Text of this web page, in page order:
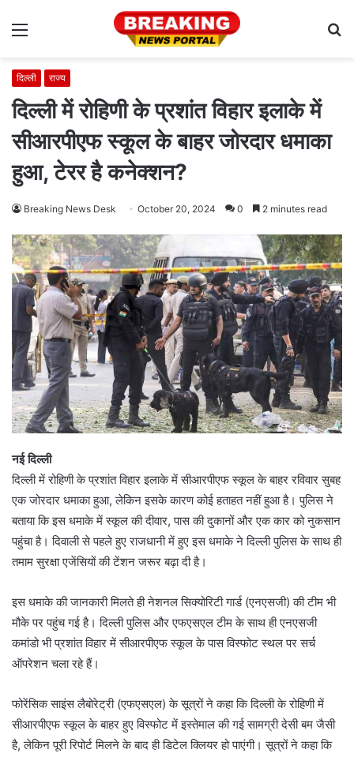
Menu
दिल्ली राज्य
दिल्ली में रोहिणी के प्रशांत विहार इलाके में
सीआरपीएफ स्कूल के बाहर जोरदार धमाका
हुआ, टेरर है कनेक्शन?
Breaking News Desk October 20, 2024 0 2 minutes read
नई दिल्ली
दिल्ली में रोहिणी के प्रशांत विहार इलाके में सीआरपीएफ स्कूल के बाहर रविवार सुबह
एक जोरदार धमाका हुआ, लेकिन इसके कारण कोई हताहत नहीं हुआ है। पुलिस ने
बताया कि इस धमाके में स्कूल की दीवार, पास की दुकानों और एक कार को नुकसान
पहुंचा है। दिवाली से पहले हुए राजधानी में हुए इस धमाके ने दिल्ली पुलिस के साथ ही
तमाम सुरक्षा एजेंसियों की टेंशन जरूर बढ़ा दी है।
इस धमाके की जानकारी मिलते ही नेशनल सिक्योरिटी गार्ड (एनएसजी) की टीम भी
मौके पर पहुंच गई है। दिल्ली पुलिस और एफएसएल टीम के साथ ही एनएसजी
कमांडो भी प्रशांत विहार में सीआरपीएफ स्कूल के पास विस्फोट स्थल पर सर्च
ऑपरेशन चला रहे हैं।
फोरेंसिक साइंस लैबोरेट्री (एफएसएल) के सूत्रों ने कहा कि दिल्ली के रोहिणी में
सीआरपीएफ स्कूल के बाहर हुए विस्फोट में इस्तेमाल की गई सामग्री देसी बम जैसी
है, लेकिन पूरी रिपोर्ट मिलने के बाद ही डिटेल क्लियर हो पाएंगी। सूत्रों ने कहा कि